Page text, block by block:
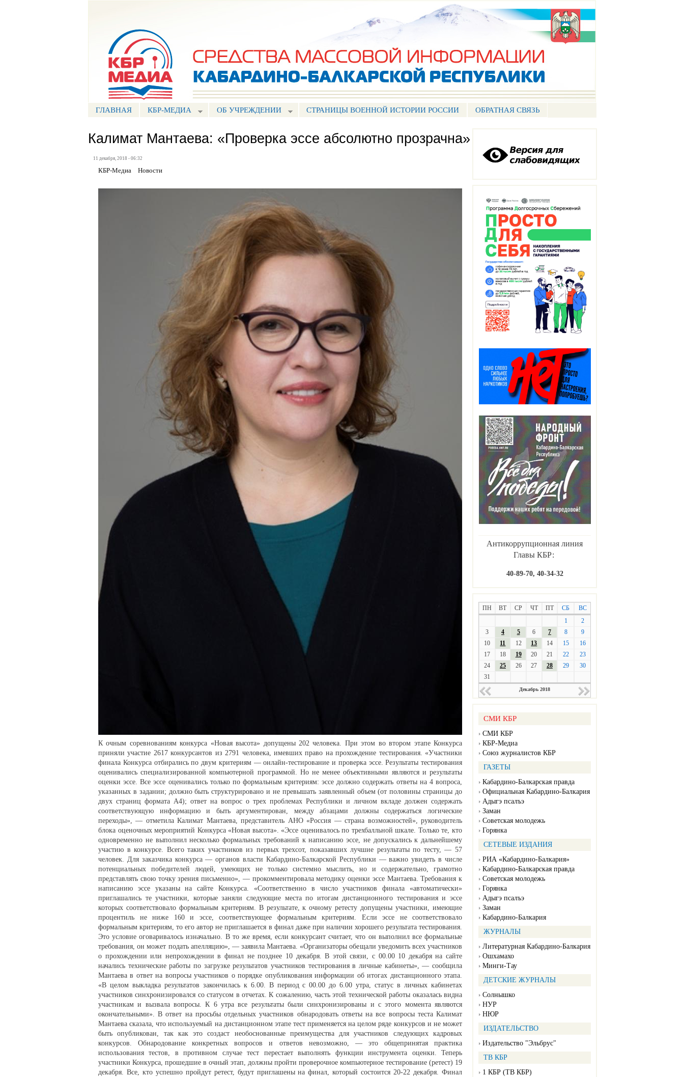
ГЛАВНАЯ КБР-МЕДИА ОБ УЧРЕЖДЕНИИ СТРАНИЦЫ ВОЕННОЙ ИСТОРИИ РОССИИ ОБРАТНАЯ СВЯЗЬ
Антикоррупционная линия
Главы КБР:
40-89-70, 40-34-32
ПН ВТ СР ЧТ ПТ СБ
ВС
1
2
3
4 5 6 7 8
9
10
11 12 13 14 15
16
17
18 19 20 21 22
23
24
25 26 27 28 29
30
31
Декабрь 2018
СМИ КБР
СМИ КБР
КБР-Медиа
Союз журналистов КБР
ГАЗЕТЫ
Кабардино-Балкарская правда
Официальная Кабардино-Балкария
Адыгэ псалъэ
Заман
Советская молодежь
Горянка
СЕТЕВЫЕ ИЗДАНИЯ
РИА «Кабардино-Балкария»
Кабардино-Балкарская правда
Советская молодежь
Горянка
Адыгэ псалъэ
Заман
Кабардино-Балкария
ЖУРНАЛЫ
Литературная Кабардино-Балкария
Ошхамахо
Минги-Тау
ДЕТСКИЕ ЖУРНАЛЫ
Солнышко
НУР
НЮР
ИЗДАТЕЛЬСТВО
Издательство "Эльбрус"
ТВ КБР
1 КБР (ТВ КБР)
Калимат Мантаева: «Проверка эссе абсолютно прозрачна»
11 декабря, 2018 - 06:32
КБР-Медиа Новости
К очным соревнованиям конкурса «Новая высота» допущены 202 человека. При этом во втором этапе Конкурса
приняли участие 2617 конкурсантов из 2791 человека, имевших право на прохождение тестирования. «Участники
финала Конкурса отбирались по двум критериям — онлайн-тестирование и проверка эссе. Результаты тестирования
оценивались специализированной компьютерной программой. Но не менее объективными являются и результаты
оценки эссе. Все эссе оценивались только по формальным критериям: эссе должно содержать ответы на 4 вопроса,
указанных в задании; должно быть структурировано и не превышать заявленный объем (от половины страницы до
двух страниц формата А4); ответ на вопрос о трех проблемах Республики и личном вкладе должен содержать
соответствующую информацию и быть аргументирован, между абзацами должны содержаться логические
переходы», — отметила Калимат Мантаева, представитель АНО «Россия — страна возможностей», руководитель
блока оценочных мероприятий Конкурса «Новая высота». «Эссе оценивалось по трехбалльной шкале. Только те, кто
одновременно не выполнил несколько формальных требований к написанию эссе, не допускались к дальнейшему
участию в конкурсе. Всего таких участников из первых трехсот, показавших лучшие результаты по тесту, — 57
человек. Для заказчика конкурса — органов власти Кабардино-Балкарской Республики — важно увидеть в числе
потенциальных победителей людей, умеющих не только системно мыслить, но и содержательно, грамотно
представлять свою точку зрения письменно», — прокомментировала методику оценки эссе Мантаева. Требования к
написанию эссе указаны на сайте Конкурса. «Соответственно в число участников финала «автоматически»
приглашались те участники, которые заняли следующие места по итогам дистанционного тестирования и эссе
которых соответствовало формальным критериям. В результате, к очному ретесту допущены участники, имеющие
процентиль не ниже 160 и эссе, соответствующее формальным критериям. Если эссе не соответствовало
формальным критериям, то его автор не приглашается в финал даже при наличии хорошего результата тестирования.
Это условие оговаривалось изначально. В то же время, если конкурсант считает, что он выполнил все формальные
требования, он может подать апелляцию», — заявила Мантаева. «Организаторы обещали уведомить всех участников
о прохождении или непрохождении в финал не позднее 10 декабря. В этой связи, с 00.00 10 декабря на сайте
начались технические работы по загрузке результатов участников тестирования в личные кабинеты», — сообщила
Мантаева в ответ на вопросы участников о порядке опубликования информации об итогах дистанционного этапа.
«В целом выкладка результатов закончилась к 6.00. В период с 00.00 до 6.00 утра, статус в личных кабинетах
участников синхронизировался со статусом в отчетах. К сожалению, часть этой технической работы оказалась видна
участникам и вызвала вопросы. К 6 утра все результаты были синхронизированы и с этого момента являются
окончательными». В ответ на просьбы отдельных участников обнародовать ответы на все вопросы теста Калимат
Мантаева сказала, что используемый на дистанционном этапе тест применяется на целом ряде конкурсов и не может
быть опубликован, так как это создаст необоснованные преимущества для участников следующих кадровых
конкурсов. Обнародование конкретных вопросов и ответов невозможно, — это общепринятая практика
использования тестов, в противном случае тест перестает выполнять функции инструмента оценки. Теперь
участники Конкурса, прошедшие в очный этап, должны пройти проверочное компьютерное тестирование (ретест) 19
декабря. Все, кто успешно пройдут ретест, будут приглашены на финал, который состоится 20-22 декабря. Финал